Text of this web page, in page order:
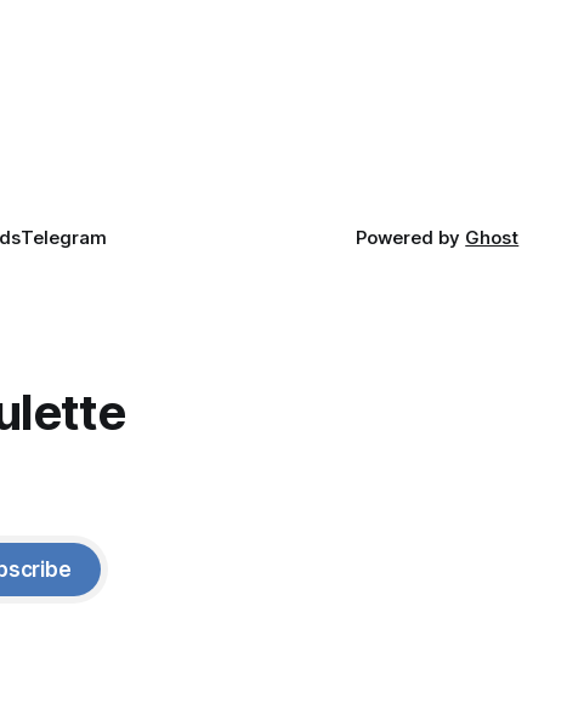
Telegram Powered by Ghost